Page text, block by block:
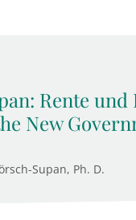
Rente
New
Supan, Ph. D.